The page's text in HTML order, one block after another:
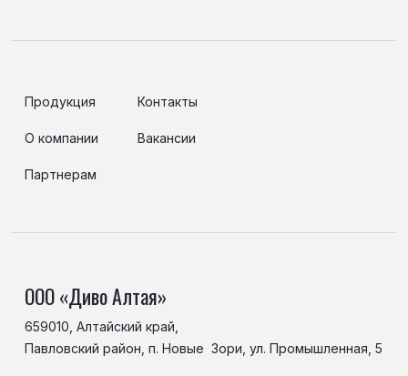
Продукция
О компании
Партнерам
Контакты
Вакансии
ООО «Диво Алтая»
659010, Алтайский край,
Павловский район, п. Новые Зори, ул. Промышленная, 5